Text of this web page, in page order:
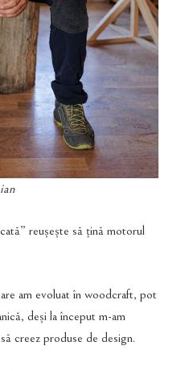
reușește să țină motorul
am evoluat în woodcraft, pot
deși la început m-am
creez produse de design.